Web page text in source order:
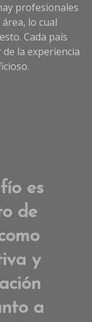
profesionales
lo cual
Cada país
la experiencia
es
de
y
a